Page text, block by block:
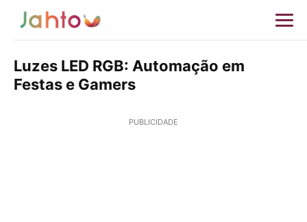
Luzes LED RGB: Automação em
Festas e Gamers
PUBLICIDADE